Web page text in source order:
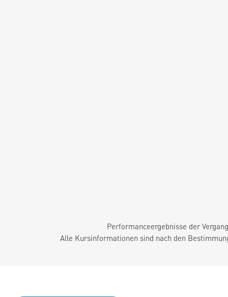
Performanceergebnisse der
Alle Kursinformationen sind nach den